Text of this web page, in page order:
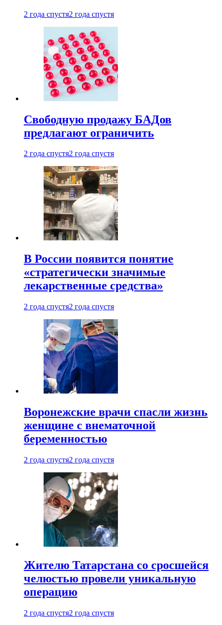
2 года спустя2 года спустя
Свободную продажу БАДов
предлагают ограничить
2 года спустя2 года спустя
В России появится понятие
«стратегически значимые
лекарственные средства»
2 года спустя2 года спустя
Воронежские врачи спасли жизнь
женщине с внематочной
беременностью
2 года спустя2 года спустя
Жителю Татарстана со сросшейся
челюстью провели уникальную
операцию
2 года спустя2 года спустя